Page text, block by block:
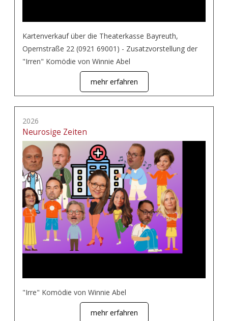
Kartenverkauf über die Theaterkasse Bayreuth,
Opernstraße 22 (0921 69001) - Zusatzvorstellung der
"Irren" Komödie von Winnie Abel
mehr erfahren
2026
Neurosige Zeiten
"Irre" Komödie von Winnie Abel
mehr erfahren